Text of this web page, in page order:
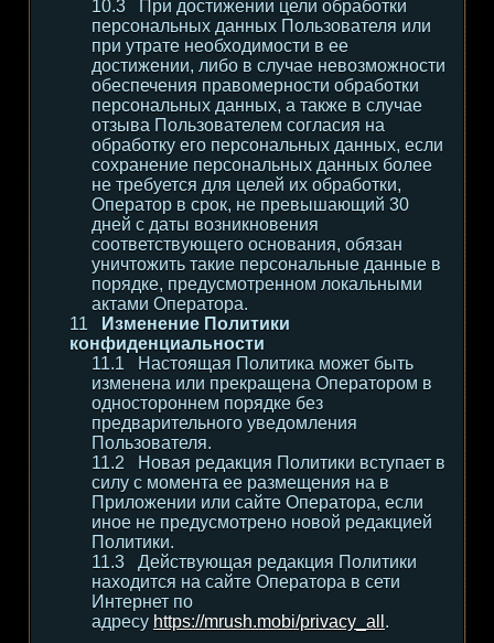
При достижении цели обработки
персональных данных Пользователя или
при утрате необходимости в ее
достижении, либо в случае невозможности
обеспечения правомерности обработки
персональных данных, а также в случае
отзыва Пользователем согласия на
обработку его персональных данных, если
сохранение персональных данных более
не требуется для целей их обработки,
Оператор в срок, не превышающий 30
дней с даты возникновения
соответствующего основания, обязан
уничтожить такие персональные данные в
порядке, предусмотренном локальными
актами Оператора.
Изменение Политики
конфиденциальности
Настоящая Политика может быть
изменена или прекращена Оператором в
одностороннем порядке без
предварительного уведомления
Пользователя.
Новая редакция Политики вступает в
силу с момента ее размещения на в
Приложении или сайте Оператора, если
иное не предусмотрено новой редакцией
Политики.
Действующая редакция Политики
находится на сайте Оператора в сети
Интернет по
адресу https://mrush.mobi/privacy_all .